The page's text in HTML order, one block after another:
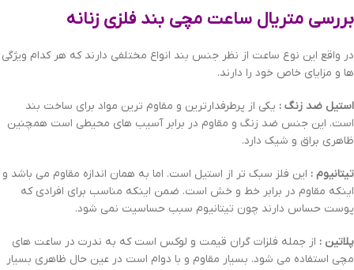
بررسی متریال ساعت مچی بند فلزی زنانه
در واقع این نوع ساعت از نظر جنس بند انواع مختلفی دارند که هر کدام ویژگی
ها و مزایای خاص خود را دارند.
استیل ضد زنگ : یکی از پرطرفدارترین و مقاوم ترین مواد برای ساخت بند
است. این جنس ضد زنگ و مقاوم در برابر آسیب های محیطی است همچنین
ظاهری براق و شیک دارد.
تیتانیوم : این فلز سبک تر از استیل است. اما به همان اندازه مقاوم می باشد و
اینکه مقاوم در برابر خط و خش است. ضمن اینکه مناسب برای افرادی که
پوست حساس دارند چون تیتانیوم سبب حساسیت نمی شود.
پلاتین : از جمله فلزات گران قیمت و لوکس است که به ندرت در ساعت های
مچی استفاده می شود. بسیار مقاوم و با دوام است در عین حال ظاهری بسیار